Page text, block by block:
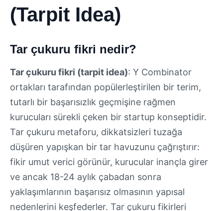
(Tarpit Idea)
Tar çukuru fikri nedir?
Tar çukuru fikri (tarpit idea): Y Combinator
ortakları tarafından popülerleştirilen bir terim,
tutarlı bir başarısızlık geçmişine rağmen
kurucuları sürekli çeken bir startup konseptidir.
Tar çukuru metaforu, dikkatsizleri tuzağa
düşüren yapışkan bir tar havuzunu çağrıştırır:
fikir umut verici görünür, kurucular inançla girer
ve ancak 18-24 aylık çabadan sonra
yaklaşımlarının başarısız olmasının yapısal
nedenlerini keşfederler. Tar çukuru fikirleri